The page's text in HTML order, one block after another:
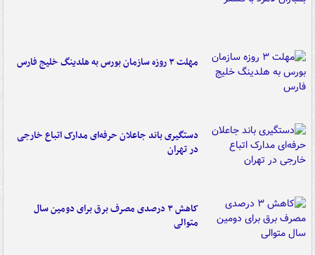
مهلت ۳ روزه سازمان بورس به هلدینگ خلیج فارس
دستگیری باند جاعلان حرفه‌ای مدارک اتباع خارجی
در تهران
کاهش ۳ درصدی مصرف برق برای دومین سال
متوالی